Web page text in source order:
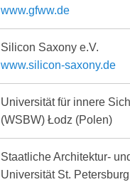
www.gfww.de
Silicon Saxony e.V.
www.silicon-saxony.de
Universität für innere
(WSBW) Łodz (Polen)
Staatliche Architektur-
Universität St. Petersburg